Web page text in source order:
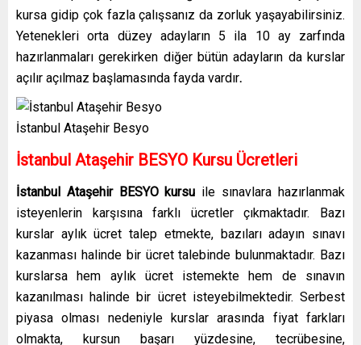
kursa gidip çok fazla çalışsanız da zorluk yaşayabilirsiniz.
Yetenekleri orta düzey adayların 5 ila 10 ay zarfında
hazırlanmaları gerekirken diğer bütün adayların da kurslar
açılır açılmaz başlamasında fayda vardır.
İstanbul Ataşehir Besyo
İstanbul Ataşehir BESYO Kursu Ücretleri
İstanbul Ataşehir BESYO kursu ile sınavlara hazırlanmak
isteyenlerin karşısına farklı ücretler çıkmaktadır. Bazı
kurslar aylık ücret talep etmekte, bazıları adayın sınavı
kazanması halinde bir ücret talebinde bulunmaktadır. Bazı
kurslarsa hem aylık ücret istemekte hem de sınavın
kazanılması halinde bir ücret isteyebilmektedir. Serbest
piyasa olması nedeniyle kurslar arasında fiyat farkları
olmakta, kursun başarı yüzdesine, tecrübesine,